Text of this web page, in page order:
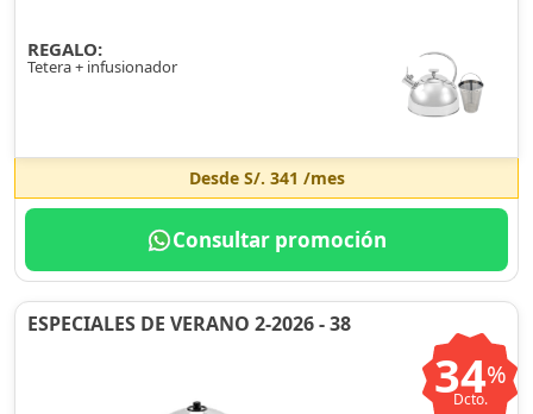
REGALO:
Tetera + infusionador
Desde S/. 341 /mes
Consultar promoción
ESPECIALES DE VERANO 2-2026 - 38
34%
Dcto.